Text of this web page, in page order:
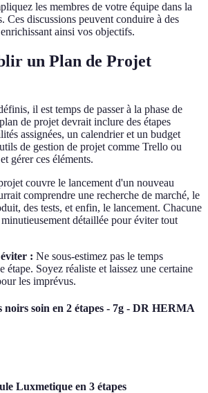
les membres de votre équipe dans la
Ces discussions peuvent conduire à des
ainsi vos objectifs.
un Plan de Projet
il est temps de passer à la phase de
de projet devrait inclure des étapes
assignées, un calendrier et un budget
de gestion de projet comme Trello ou
gérer ces éléments.
couvre le lancement d'un nouveau
comprendre une recherche de marché, le
des tests, et enfin, le lancement. Chacune
détaillée pour éviter tout
: Ne sous-estimez pas le temps
étape. Soyez réaliste et laissez une certaine
les imprévus.
noirs soin en 2 étapes - 7g - DR HERMA
Luxmetique en 3 étapes